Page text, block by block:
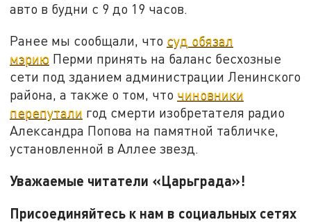
авто в будни с 9 до 19 часов.
Ранее мы сообщали, что суд обязал
мэрию Перми принять на баланс бесхозные
сети под зданием администрации Ленинского
района, а также о том, что чиновники
перепутали год смерти изобретателя радио
Александра Попова на памятной табличке,
установленной в Аллее звезд.
Уважаемые читатели «Царьграда»!
Присоединяйтесь к нам в социальных сетях